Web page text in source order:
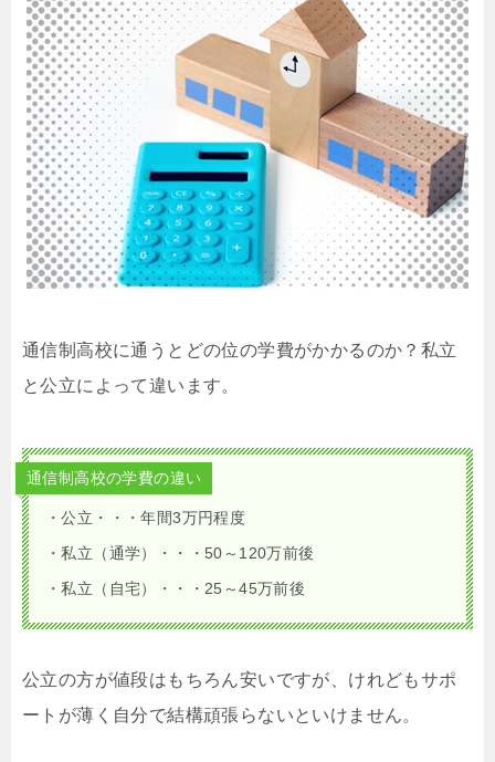
通信制高校に通うとどの位の学費がかかるのか？私立
と公立によって違います。
通信制高校の学費の違い
・公立・・・年間3万円程度
・私立（通学）・・・50～120万前後
・私立（自宅）・・・25～45万前後
公立の方が値段はもちろん安いですが、けれどもサポ
ートが薄く自分で結構頑張らないといけません。